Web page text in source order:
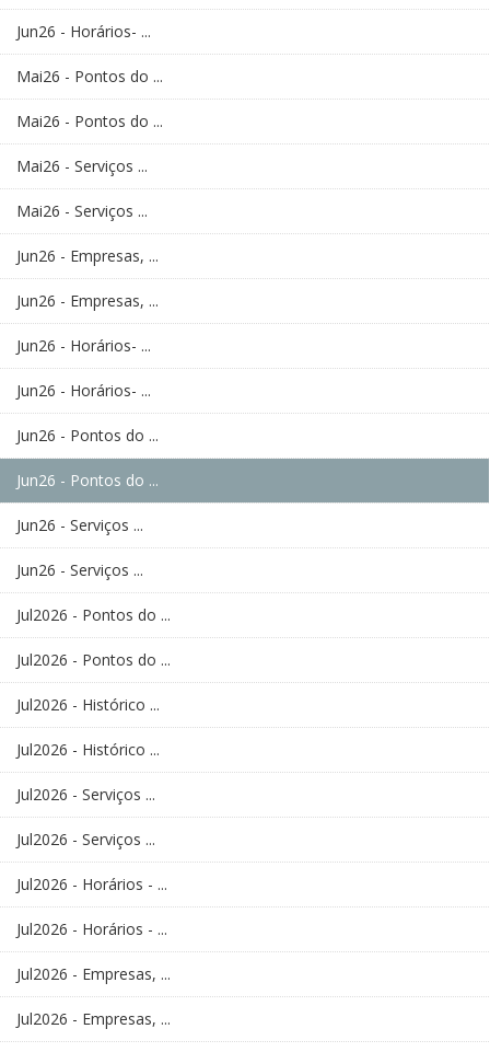
Jun26 - Horários- ...
Mai26 - Pontos do ...
Mai26 - Pontos do ...
Mai26 - Serviços ...
Mai26 - Serviços ...
Jun26 - Empresas, ...
Jun26 - Empresas, ...
Jun26 - Horários- ...
Jun26 - Horários- ...
Jun26 - Pontos do ...
Jun26 - Pontos do ...
Jun26 - Serviços ...
Jun26 - Serviços ...
Jul2026 - Pontos do ...
Jul2026 - Pontos do ...
Jul2026 - Histórico ...
Jul2026 - Histórico ...
Jul2026 - Serviços ...
Jul2026 - Serviços ...
Jul2026 - Horários - ...
Jul2026 - Horários - ...
Jul2026 - Empresas, ...
Jul2026 - Empresas, ...